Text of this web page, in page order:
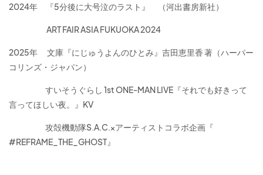
2024年 『5分後に大号泣のラスト』 （河出書房新社）
ART FAIR ASIA FUKUOKA 2024
2025年 文庫『にじゅうよんのひとみ』吉田恵里香 著（ハーパー
コリンズ・ジャパン）
すいそうぐらし 1st ONE-MAN LIVE『それでも好きって
言ってほしい夜。』KV
攻殻機動隊S.A.C.×アーティストコラボ企画『
#REFRAME_THE_GHOST』